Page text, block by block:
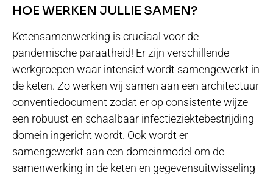
HOE WERKEN JULLIE SAMEN?
Ketensamenwerking is cruciaal voor de
pandemische paraatheid! Er zijn verschillende
werkgroepen waar intensief wordt samengewerkt in
de keten. Zo werken wij samen aan een architectuur
conventiedocument zodat er op consistente wijze
een robuust en schaalbaar infectieziektebestrijding
domein ingericht wordt. Ook wordt er
samengewerkt aan een domeinmodel om de
samenwerking in de keten en gegevensuitwisseling